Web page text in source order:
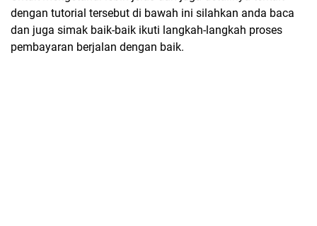
dengan tutorial tersebut di bawah ini silahkan anda baca
dan juga simak baik-baik ikuti langkah-langkah proses
pembayaran berjalan dengan baik.